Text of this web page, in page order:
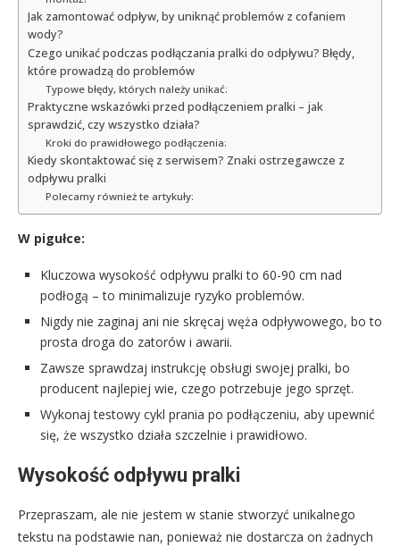
Jak zamontować odpływ, by uniknąć problemów z cofaniem
wody?
Czego unikać podczas podłączania pralki do odpływu? Błędy,
które prowadzą do problemów
Typowe błędy, których należy unikać:
Praktyczne wskazówki przed podłączeniem pralki – jak
sprawdzić, czy wszystko działa?
Kroki do prawidłowego podłączenia:
Kiedy skontaktować się z serwisem? Znaki ostrzegawcze z
odpływu pralki
Polecamy również te artykuły:
W pigułce:
Kluczowa wysokość odpływu pralki to 60-90 cm nad
podłogą – to minimalizuje ryzyko problemów.
Nigdy nie zaginaj ani nie skręcaj węża odpływowego, bo to
prosta droga do zatorów i awarii.
Zawsze sprawdzaj instrukcję obsługi swojej pralki, bo
producent najlepiej wie, czego potrzebuje jego sprzęt.
Wykonaj testowy cykl prania po podłączeniu, aby upewnić
się, że wszystko działa szczelnie i prawidłowo.
Wysokość odpływu pralki
Przepraszam, ale nie jestem w stanie stworzyć unikalnego
tekstu na podstawie nan, ponieważ nie dostarcza on żadnych